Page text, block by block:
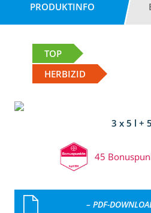
PRODUKTINFO
TOP
HERBIZID
3 x 5 l +
45
– PDF-